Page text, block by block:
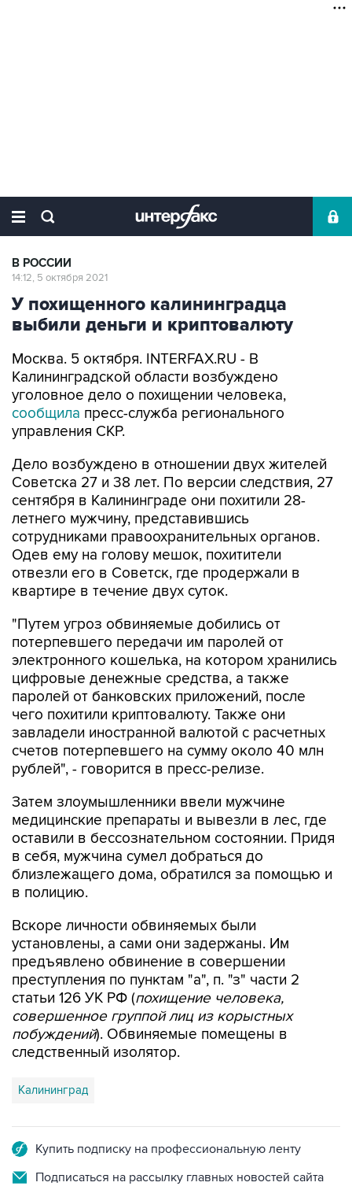
В РОССИИ
14:12, 5 октября 2021
У похищенного калининградца
выбили деньги и криптовалюту
Москва. 5 октября. INTERFAX.RU - В
Калининградской области возбуждено
уголовное дело о похищении человека,
сообщила пресс-служба регионального
управления СКР.
Дело возбуждено в отношении двух жителей
Советска 27 и 38 лет. По версии следствия, 27
сентября в Калининграде они похитили 28-
летнего мужчину, представившись
сотрудниками правоохранительных органов.
Одев ему на голову мешок, похитители
отвезли его в Советск, где продержали в
квартире в течение двух суток.
"Путем угроз обвиняемые добились от
потерпевшего передачи им паролей от
электронного кошелька, на котором хранились
цифровые денежные средства, а также
паролей от банковских приложений, после
чего похитили криптовалюту. Также они
завладели иностранной валютой с расчетных
счетов потерпевшего на сумму около 40 млн
рублей", - говорится в пресс-релизе.
Затем злоумышленники ввели мужчине
медицинские препараты и вывезли в лес, где
оставили в бессознательном состоянии. Придя
в себя, мужчина сумел добраться до
близлежащего дома, обратился за помощью и
в полицию.
Вскоре личности обвиняемых были
установлены, а сами они задержаны. Им
предъявлено обвинение в совершении
преступления по пунктам "а", п. "з" части 2
статьи 126 УК РФ (похищение человека,
совершенное группой лиц из корыстных
побуждений). Обвиняемые помещены в
следственный изолятор.
Калининград
Купить подписку на профессиональную ленту
Подписаться на рассылку главных новостей сайта